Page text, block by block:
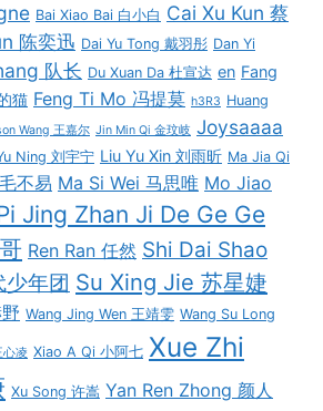
Bai Xiao Bai 白小白 Cai Xu Kun 蔡
陈奕迅 Dai Yu Tong 戴羽彤 Dan Yi
队长 Du Xuan Da 杜宣达 en Fang
猫 Feng Ti Mo 冯提莫 h3R3 Huang
Wang 王嘉尔 Jin Min Qi 金玟岐 Joysaaaa
Ning 刘宇宁 Liu Yu Xin 刘雨昕 Ma Jia Qi
不易 Ma Si Wei 马思唯 Mo Jiao
Jing Zhan Ji De Ge Ge
Ren Ran 任然 Shi Dai Shao
年团 Su Xing Jie 苏星婕
Wang Jing Wen 王靖雯 Wang Su Long
心凌 Xiao A Qi 小阿七 Xue Zhi
Xu Song 许嵩 Yan Ren Zhong 颜人